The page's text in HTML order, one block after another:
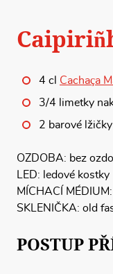
4 cl Cachaça
3/4 limetky
2 barové
OZDOBA: bez
LED: ledové kostky
MÍCHACÍ
SKLENIČKA: old
POSTUP